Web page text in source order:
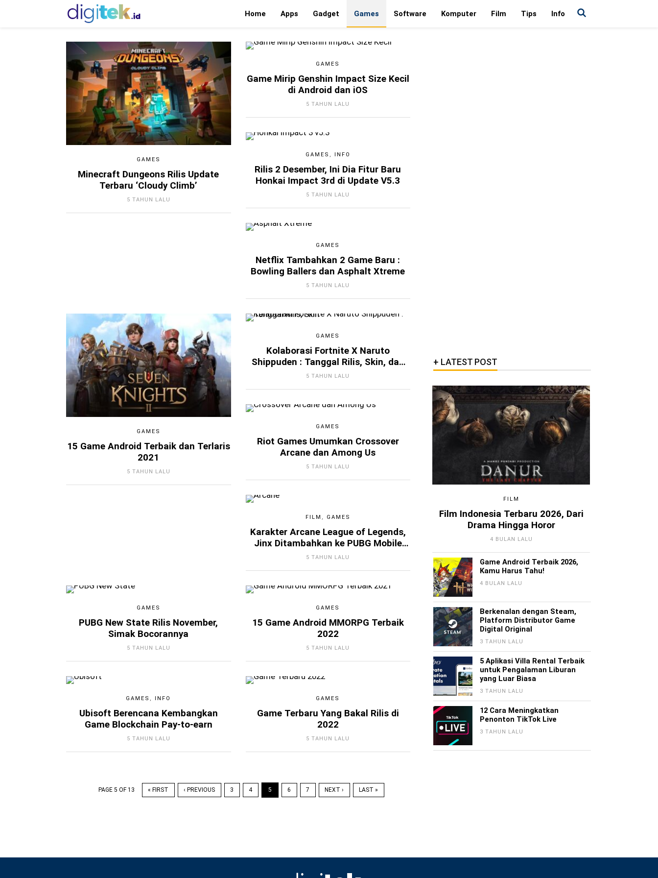
Home Apps Gadget Games Software Komputer Film Tips Info
GAMES
Minecraft Dungeons Rilis Update
Terbaru ‘Cloudy Climb’
5 TAHUN LALU
GAMES
Game Mirip Genshin Impact Size Kecil
di Android dan iOS
5 TAHUN LALU
GAMES , INFO
Rilis 2 Desember, Ini Dia Fitur Baru
Honkai Impact 3rd di Update V5.3
5 TAHUN LALU
GAMES
Netflix Tambahkan 2 Game Baru :
Bowling Ballers dan Asphalt Xtreme
5 TAHUN LALU
GAMES
15 Game Android Terbaik dan Terlaris
2021
5 TAHUN LALU
GAMES
Kolaborasi Fortnite X Naruto
Shippuden : Tanggal Rilis, Skin, dan
Bocoran Lainnya
5 TAHUN LALU
GAMES
Riot Games Umumkan Crossover
Arcane dan Among Us
5 TAHUN LALU
FILM , GAMES
Karakter Arcane League of Legends,
Jinx Ditambahkan ke PUBG Mobile
dan Fortnite
5 TAHUN LALU
GAMES
PUBG New State Rilis November,
Simak Bocorannya
5 TAHUN LALU
GAMES
15 Game Android MMORPG Terbaik
2022
5 TAHUN LALU
GAMES , INFO
Ubisoft Berencana Kembangkan
Game Blockchain Pay-to-earn
5 TAHUN LALU
GAMES
Game Terbaru Yang Bakal Rilis di
2022
5 TAHUN LALU
PAGE 5 OF 13 « FIRST ‹ PREVIOUS 3 4 5 6 7 NEXT › LAST »
LATEST POST
FILM
Film Indonesia Terbaru 2026, Dari
Drama Hingga Horor
4 BULAN LALU
Game Android Terbaik 2026,
Kamu Harus Tahu!
4 BULAN LALU
Berkenalan dengan Steam,
Platform Distributor Game
Digital Original
3 TAHUN LALU
5 Aplikasi Villa Rental Terbaik
untuk Pengalaman Liburan
yang Luar Biasa
3 TAHUN LALU
12 Cara Meningkatkan
Penonton TikTok Live
3 TAHUN LALU